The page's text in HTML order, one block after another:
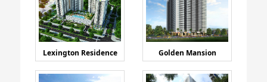
Lexington Residence Golden Mansion